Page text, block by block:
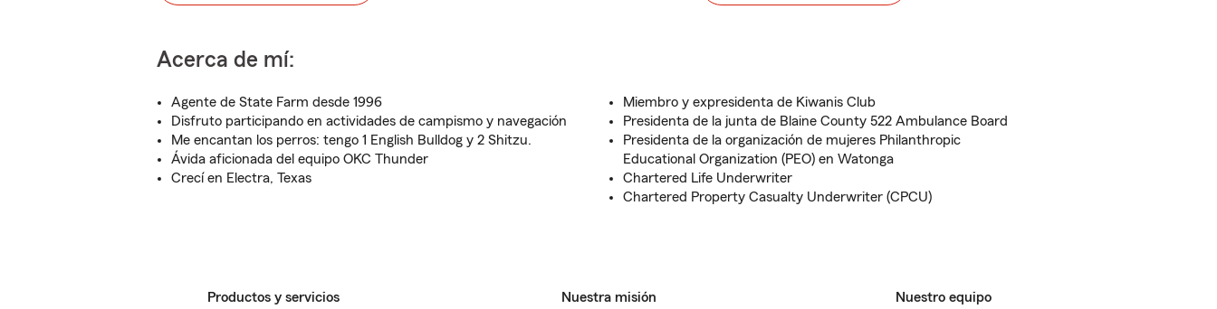
Acerca de mí:
Agente de State Farm desde 1996
Disfruto participando en actividades de campismo y navegación
Me encantan los perros: tengo 1 English Bulldog y 2 Shitzu.
Ávida aficionada del equipo OKC Thunder
Crecí en Electra, Texas
Miembro y expresidenta de Kiwanis Club
Presidenta de la junta de Blaine County 522 Ambulance Board
Presidenta de la organización de mujeres Philanthropic
Educational Organization (PEO) en Watonga
Chartered Life Underwriter
Chartered Property Casualty Underwriter (CPCU)
Productos y servicios Nuestra misión Nuestro equipo